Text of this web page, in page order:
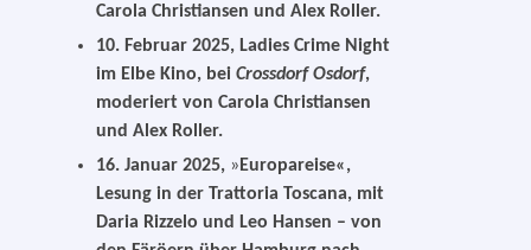
Carola Christiansen und Alex Roller.
10. Februar 2025, Ladies Crime Night
im Elbe Kino, beiCrossdorf Osdorf,
mode­riert von Carola Christiansen
und Alex Roller.
16. Januar 2025, » Europareise«,
Lesung in der Trattoria Toscana, mit
Daria Rizzelo und Leo Hansen – von